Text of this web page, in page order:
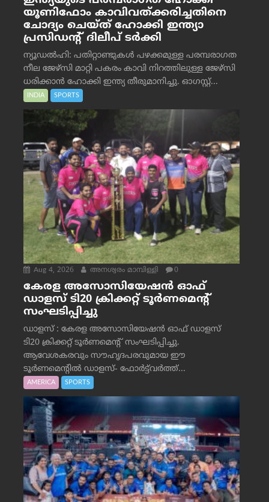
യൂണിഫോം കാവിവത്ക്കരിച്ചതിനെ
ചോദ്യം ചെയ്ത് ഹോക്കി ഇന്ത്യാ
പ്രസിഡന്റ് ദിലീപ് ടര്‍ക്കി
ന്യൂഡൽഹി: പതിറ്റാണ്ടുകൾ പഴക്കമുള്ള പരമ്പരാഗത
നീല ജേഴ്‌സി മാറ്റി പകരം കാവി നിറത്തിലുള്ള ജേഴ്‌സി
ധരിക്കാൻ ഹോക്കി ഇന്ത്യ തീരുമാനിച്ചു. ഓഗസ്റ്റ്...
INDIA SPORTS
Aug 4, 2026 അനശ്വരം മാമ്പിള്ളി 0
കേരള അസോസിയേഷൻ ഓഫ്
ഡാളസ് ടി20 ക്രിക്കറ്റ് ടൂർണമെന്റ്
സംഘടിപ്പിച്ചു
ഡാളസ് : കേരള അസോസിയേഷൻ ഓഫ് ഡാളസ്
ടി20 ക്രിക്കറ്റ് ടൂർണമെന്റ് സംഘടിപ്പിച്ചു.
ആവേശകരവും സൗഹൃദപരവുമായ ഈ
ടൂർണമെന്റിൽ ഡാളസ്- ഫോർട്ട്‌വര്‍ത്ത്...
AMERICA SPORTS